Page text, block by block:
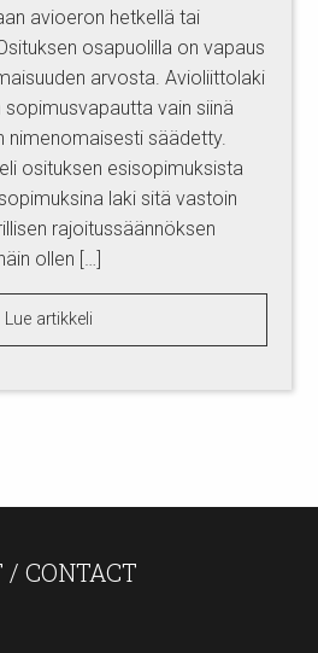
avioeron hetkellä tai
osapuolilla on vapaus
arvosta. Avioliittolaki
vain siinä
nimenomaisesti säädetty.
osituksen esisopimuksista
laki sitä vastoin
rajoitussäännöksen
ollen […]
Lue artikkeli
/ CONTACT